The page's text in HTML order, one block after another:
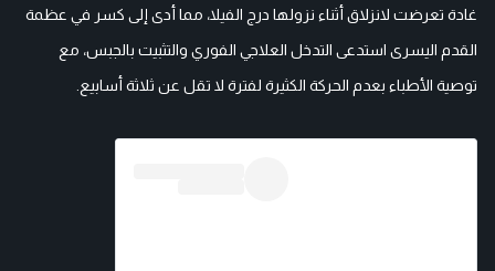
غادة تعرضت لانزلاق أثناء نزولها درج الفيلا، مما أدى إلى كسر في عظمة
القدم اليسرى استدعى التدخل العلاجي الفوري والتثبيت بالجبس، مع
توصية الأطباء بعدم الحركة الكثيرة لفترة لا تقل عن ثلاثة أسابيع.